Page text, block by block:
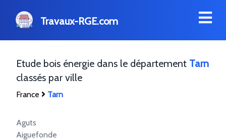
Travaux-RGE.com
Etude bois énergie dans le département Tarn
classés par ville
France Tarn
Aguts
Aiguefonde